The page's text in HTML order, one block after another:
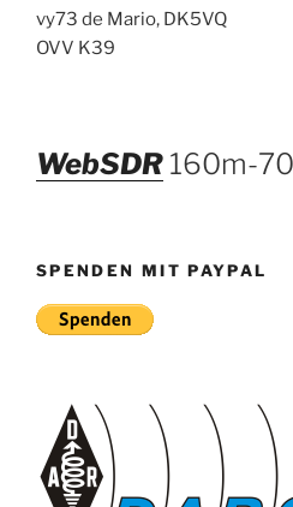
vy73 de Mario, DK5VQ
OVV K39
WebSDR 160m-
SPENDEN MIT PAYPAL